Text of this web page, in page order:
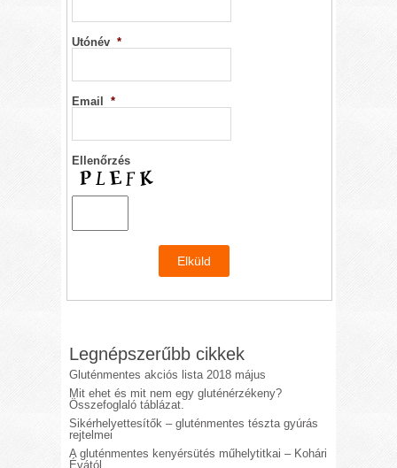
Utónév *
Email *
Ellenőrzés
Legnépszerűbb cikkek
Gluténmentes akciós lista 2018 május
Mit ehet és mit nem egy gluténérzékeny?
Összefoglaló táblázat.
Sikérhelyettesítők – gluténmentes tészta gyúrás
rejtelmei
A gluténmentes kenyérsütés műhelytitkai – Kohári
Évától